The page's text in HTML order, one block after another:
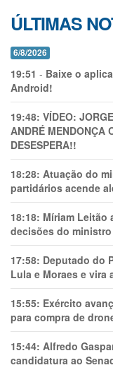
ÚLTIMAS
6/8/2026
19:51 - Baixe o
Android!
19:48: VÍDEO:
ANDRÉ MENDONÇA
DESESPERA!!
18:28: Atuação do
partidários acende
18:18: Míriam Leitão
decisões do
17:58: Deputado do
Lula e Moraes e vira
15:55: Exército
para compra de
15:44: Alfredo
candidatura ao